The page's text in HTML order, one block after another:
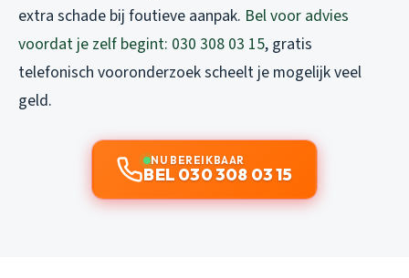
extra schade bij foutieve aanpak. Bel voor advies
voordat je zelf begint: 030 308 03 15, gratis
telefonisch vooronderzoek scheelt je mogelijk veel
geld.
NU BEREIKBAAR
BEL 030 308 03 15